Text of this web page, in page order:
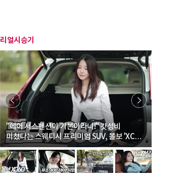
리얼시승기
"에어 서스펜션이 기본이라니!" 갓성비
미쳤다는 스웨디시 프리미엄 SUV, 볼보 'XC60
B5 울트라'